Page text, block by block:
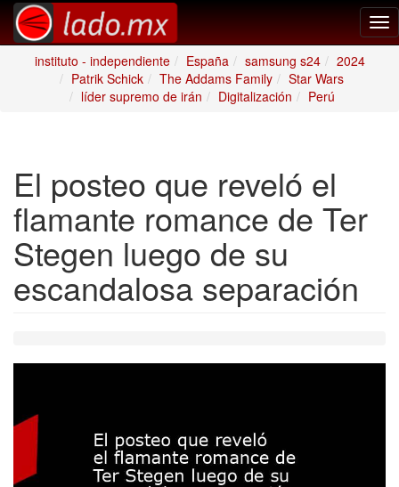
instituto - independiente
España samsung s24
2024
Patrik Schick
The Addams Family
Star Wars
líder supremo de irán
Digitalización Perú
El posteo que reveló el
flamante romance de Ter
Stegen luego de su
escandalosa separación